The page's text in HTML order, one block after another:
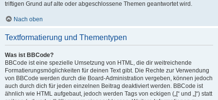
triftigen Grund auf alte oder abgeschlossene Themen geantwortet wird.
Nach oben
Textformatierung und Thementypen
Was ist BBCode?
BBCode ist eine spezielle Umsetzung von HTML, die dir weitreichende
Formatierungsmöglichkeiten für deinen Text gibt. Die Rechte zur Verwendung
von BBCode werden durch die Board-Administration vergeben, können jedoch
auch durch dich für jeden einzelnen Beitrag deaktiviert werden. BBCode ist
ähnlich wie HTML aufgebaut, jedoch werden Tags von eckigen („[“ und „]“) statt